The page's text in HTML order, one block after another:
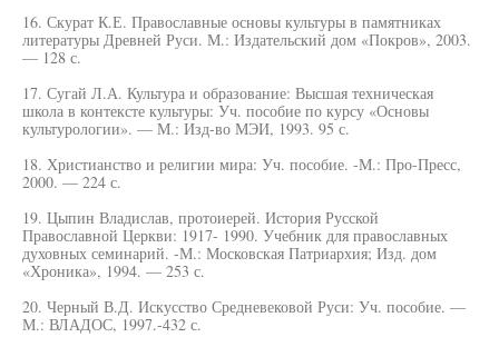
16. Скурат К.Е. Православные основы культуры в памятниках
литературы Древней Руси. М.: Издательский дом «Покров», 2003.
— 128 с.
17. Сугай Л.А. Культура и образование: Высшая техническая
школа в контексте культуры: Уч. пособие по курсу «Основы
культурологии». — М.: Изд-во МЭИ, 1993. 95 с.
18. Христианство и религии мира: Уч. пособие. -М.: Про-Пресс,
2000. — 224 с.
19. Цыпин Владислав, протоиерей. История Русской
Православной Церкви: 1917- 1990. Учебник для православных
духовных семинарий. -М.: Московская Патриархия; Изд. дом
«Хроника», 1994. — 253 с.
20. Черный В.Д. Искусство Средневековой Руси: Уч. пособие. —
М.: ВЛАДОС, 1997.-432 с.